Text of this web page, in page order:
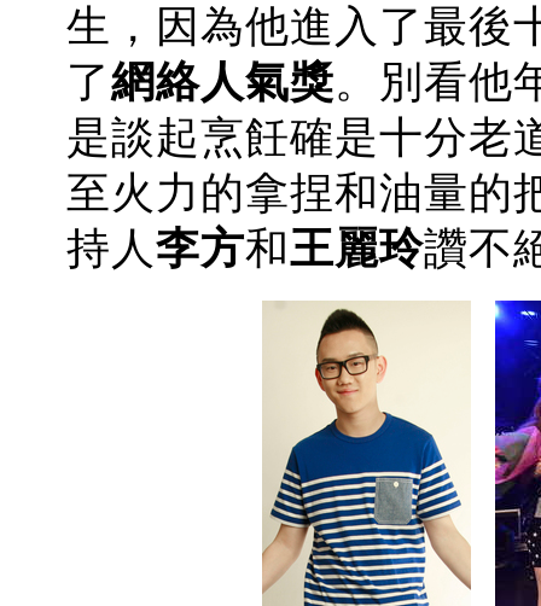
生，因為他進入了最後
了網絡人氣獎。別看他
是談起烹飪確是十分老
至火力的拿捏和油量的
持人李方和王麗玲讚不